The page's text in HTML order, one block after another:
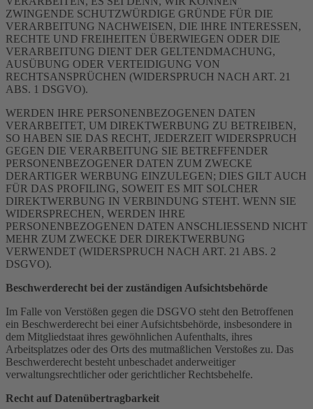
ZWINGENDE SCHUTZWÜRDIGE GRÜNDE FÜR DIE
VERARBEITUNG NACHWEISEN, DIE IHRE INTERESSEN,
RECHTE UND FREIHEITEN ÜBERWIEGEN ODER DIE
VERARBEITUNG DIENT DER GELTENDMACHUNG,
AUSÜBUNG ODER VERTEIDIGUNG VON
RECHTSANSPRÜCHEN (WIDERSPRUCH NACH ART. 21
ABS. 1 DSGVO).
WERDEN IHRE PERSONENBEZOGENEN DATEN
VERARBEITET, UM DIREKTWERBUNG ZU BETREIBEN,
SO HABEN SIE DAS RECHT, JEDERZEIT WIDERSPRUCH
GEGEN DIE VERARBEITUNG SIE BETREFFENDER
PERSONENBEZOGENER DATEN ZUM ZWECKE
DERARTIGER WERBUNG EINZULEGEN; DIES GILT AUCH
FÜR DAS PROFILING, SOWEIT ES MIT SOLCHER
DIREKTWERBUNG IN VERBINDUNG STEHT. WENN SIE
WIDERSPRECHEN, WERDEN IHRE
PERSONENBEZOGENEN DATEN ANSCHLIESSEND NICHT
MEHR ZUM ZWECKE DER DIREKTWERBUNG
VERWENDET (WIDERSPRUCH NACH ART. 21 ABS. 2
DSGVO).
Beschwerderecht bei der zuständigen Aufsichtsbehörde
Im Falle von Verstößen gegen die DSGVO steht den Betroffenen
ein Beschwerderecht bei einer Aufsichtsbehörde, insbesondere in
dem Mitgliedstaat ihres gewöhnlichen Aufenthalts, ihres
Arbeitsplatzes oder des Orts des mutmaßlichen Verstoßes zu. Das
Beschwerderecht besteht unbeschadet anderweitiger
verwaltungsrechtlicher oder gerichtlicher Rechtsbehelfe.
Recht auf Datenübertragbarkeit